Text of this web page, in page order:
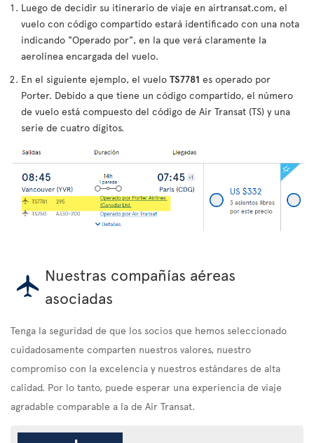
Luego de decidir su itinerario de viaje en airtransat.com, el
vuelo con código compartido estará identificado con una nota
indicando "Operado por", en la que verá claramente la
aerolínea encargada del vuelo.
En el siguiente ejemplo, el vuelo TS7781 es operado por
Porter. Debido a que tiene un código compartido, el número
de vuelo está compuesto del código de Air Transat (TS) y una
serie de cuatro dígitos.
Nuestras compañías aéreas
asociadas
Tenga la seguridad de que los socios que hemos seleccionado
cuidadosamente comparten nuestros valores, nuestro
compromiso con la excelencia y nuestros estándares de alta
calidad. Por lo tanto, puede esperar una experiencia de viaje
agradable comparable a la de Air Transat.